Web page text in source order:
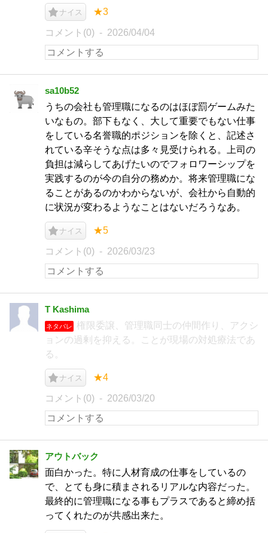
ナイス ★3
コメント(0) 2026/04/04
sa10b52
うちの会社も管理職になるのはほぼ罰ゲームみた
いなもの。部下もなく、大して重要でもない仕事
をしている名誉職的ポジションを除くと、記述さ
れている辛そうな点は多々見受けられる。上司の
負担は減らしてあげたいのでフォロワーシップを
実践するのが今の自分の務めか。将来管理職にな
ることがあるのかわからないが、会社から自動的
に状況が変わるようなことはないだろうなあ。
ナイス ★5
コメント(0) 2026/03/23
T Kashima
ネタバレ
権限委譲、管理職同士の仲間作り、アクシ
ョンの過剰を抑える。ことが現場の対処療法であ
る。
ナイス ★4
コメント(0) 2026/03/20
アウトバック
面白かった。特に人材育成の仕事をしているの
で、とても身に積まされるリアルな内容だった。
最終的に管理職になる事もプラスであると締め括
ってくれたのが共感出来た。